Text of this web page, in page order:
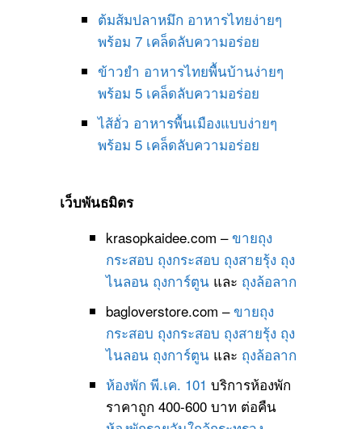
ต้มส้มปลาหมึก อาหารไทยง่ายๆ
พร้อม 7 เคล็ดลับความอร่อย
ข้าวยำ อาหารไทยพื้นบ้านง่ายๆ
พร้อม 5 เคล็ดลับความอร่อย
ไส้อั่ว อาหารพื้นเมืองแบบง่ายๆ
พร้อม 5 เคล็ดลับความอร่อย
เว็บพันธมิตร
krasopkaidee.com –ขายถุง
กระสอบ ถุงกระสอบ ถุงสายรุ้ง ถุง
ไนลอน ถุงการ์ตูนและ ถุงล้อลาก
bagloverstore.com –ขายถุง
กระสอบ ถุงกระสอบ ถุงสายรุ้ง ถุง
ไนลอน ถุงการ์ตูนและ ถุงล้อลาก
ห้องพัก พี.เค. 101 บริการห้องพัก
ราคาถูก 400-600 บาท ต่อคืน